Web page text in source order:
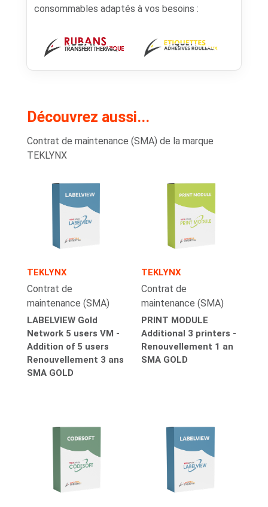
consommables adaptés à vos besoins :
Découvrez aussi...
Contrat de maintenance (SMA) de la marque
TEKLYNX
TEKLYNX
Contrat de
maintenance (SMA)
LABELVIEW Gold
Network 5 users VM -
Addition of 5 users
Renouvellement 3 ans
SMA GOLD
TEKLYNX
Contrat de
maintenance (SMA)
PRINT MODULE
Additional 3 printers -
Renouvellement 1 an
SMA GOLD